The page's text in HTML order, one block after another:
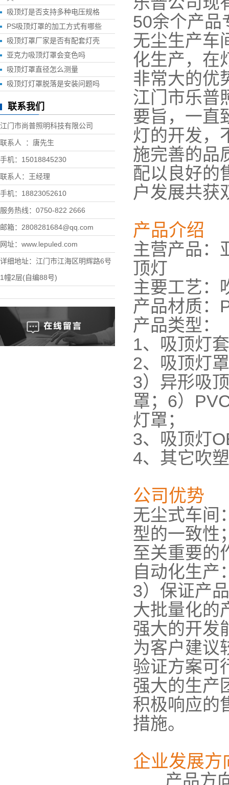
吸顶灯是否支持多种电压规格
PS吸顶灯罩的加工方式有哪些
吸顶灯罩厂家是否有配套灯壳
亚克力吸顶灯罩会变色吗
吸顶灯罩直径怎么测量
吸顶灯灯罩脱落是安装问题吗
联系我们
江门市尚普照明科技有限公司
联系人 ：唐先生
手机：15018845230
联系人：王经理
手机：18823052610
服务热线：0750-822 2666
邮箱：2808281684@qq.com
网址：www.lepuled.com
详细地址：江门市江海区明辉路6号
1幢2层(自编88号)
50余个产品
无尘生产车
化生产，在
非常大的优
江门市乐普
要旨，一直
灯的开发，
施完善的品
配以良好的
户发展共获
产品介绍
主营产品：
顶灯
主要工艺：
产品材质：
产品类型：
1、吸顶灯
2、吸顶灯
3）异形吸
罩；6）
灯罩；
3、吸顶灯
4、其它吹
公司优势
无尘式车间
型的一致性
至关重要的
自动化生产
3）保证产
大批量化的
强大的开发
为客户建议
验证方案可
强大的生产
积极响应的
措施。
企业发展方
产品方向